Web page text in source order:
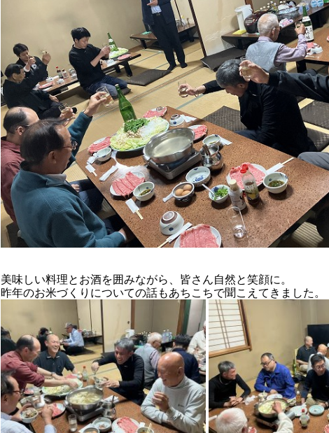
美味しい料理とお酒を囲みながら、皆さん自然と笑顔に。
昨年のお米づくりについての話もあちこちで聞こえてきました。